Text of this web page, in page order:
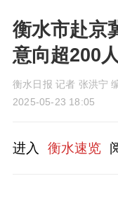
衡水市赴京
意向超200人
衡水日报 记者 张洪宁
2025-05-23 18:05
进入 衡水速览